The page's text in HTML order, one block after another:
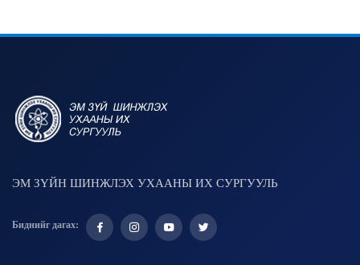
ЭМ ЗҮЙН ШИНЖЛЭХ УХААНЫ ИХ СУРГУУЛЬ
Биднийг дагах: